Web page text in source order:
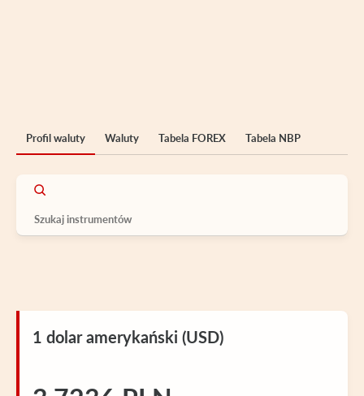
Profil waluty Waluty Tabela FOREX Tabela NBP
1 dolar amerykański (USD)